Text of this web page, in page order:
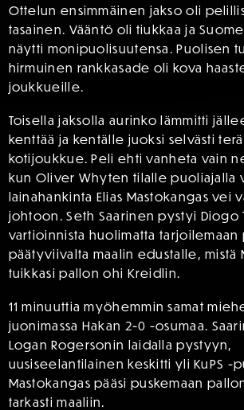
Ottelun ensimmäinen jakso oli
tasainen. Vääntö oli tiukkaa ja
näytti monipuolisuutensa. Puolisen
hirmuinen rankkasade oli kova
joukkueille.
Toisella jaksolla aurinko lämmitti
kenttää ja kentälle juoksi selvästi
kotijoukkue. Peli ehti vanheta vain
kun Oliver Whyten tilalle puoliajalla
lainahankinta Elias Mastokangas vei
johtoon. Seth Saarinen pystyi Diogo
vartioinnista huolimatta tarjoilemaan
päätyviivalta maalin edustalle, mistä
tuikkasi pallon ohi Kreidlin.
11 minuuttia myöhemmin samat
juonimassa Hakan 2-0 -osumaa.
Logan Rogersonin laidalla pystyyn,
uusiseelantilainen keskitti yli KuPS -
Mastokangas pääsi puskemaan
tarkasti maaliin.